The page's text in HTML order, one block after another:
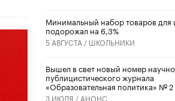
Минимальный набор товаров для
подорожал на 6,3%
5 АВГУСТА / ШКОЛЬНИКИ
Вышел в свет новый номер
публицистического журнала
«Образовательная политика» №
3 ИЮЛЯ / АНОНС